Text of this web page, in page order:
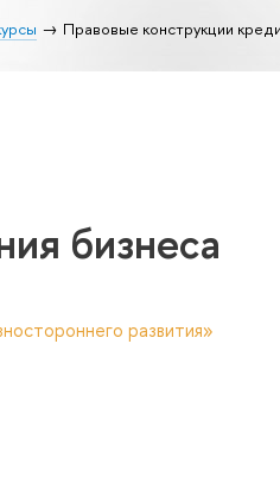
Правовые конструкции
бизнеса
развития»